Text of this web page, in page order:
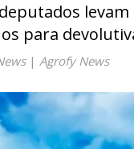
para
| Agrofy News